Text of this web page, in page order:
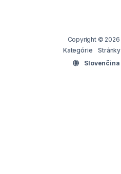
Copyright © 2026
Kategórie
Stránky
Slovenčina